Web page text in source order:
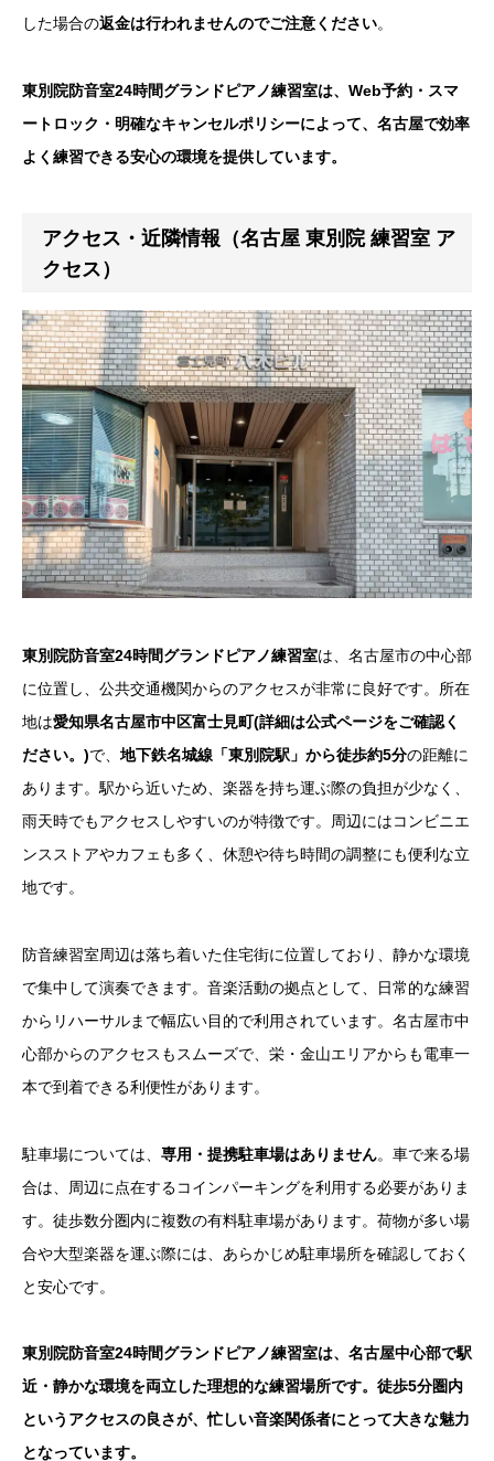
した場合の返金は行われませんのでご注意ください。
東別院防音室24時間グランドピアノ練習室は、Web予約・スマ
ートロック・明確なキャンセルポリシーによって、名古屋で効率
よく練習できる安心の環境を提供しています。
アクセス・近隣情報（名古屋 東別院 練習室 ア
クセス）
東別院防音室24時間グランドピアノ練習室は、名古屋市の中心部
に位置し、公共交通機関からのアクセスが非常に良好です。所在
地は愛知県名古屋市中区富士見町(詳細は公式ページをご確認く
ださい。)で、 地下鉄名城線「東別院駅」から徒歩約5分の距離に
あります。駅から近いため、楽器を持ち運ぶ際の負担が少なく、
雨天時でもアクセスしやすいのが特徴です。周辺にはコンビニエ
ンスストアやカフェも多く、休憩や待ち時間の調整にも便利な立
地です。
防音練習室周辺は落ち着いた住宅街に位置しており、静かな環境
で集中して演奏できます。音楽活動の拠点として、日常的な練習
からリハーサルまで幅広い目的で利用されています。名古屋市中
心部からのアクセスもスムーズで、栄・金山エリアからも電車一
本で到着できる利便性があります。
駐車場については、 専用・提携駐車場はありません。車で来る場
合は、周辺に点在するコインパーキングを利用する必要がありま
す。徒歩数分圏内に複数の有料駐車場があります。荷物が多い場
合や大型楽器を運ぶ際には、あらかじめ駐車場所を確認しておく
と安心です。
東別院防音室24時間グランドピアノ練習室は、名古屋中心部で駅
近・静かな環境を両立した理想的な練習場所です。徒歩5分圏内
というアクセスの良さが、忙しい音楽関係者にとって大きな魅力
となっています。